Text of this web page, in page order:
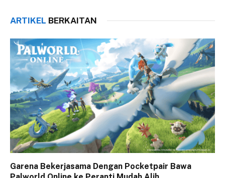
ARTIKEL BERKAITAN
Garena Bekerjasama Dengan Pocketpair Bawa